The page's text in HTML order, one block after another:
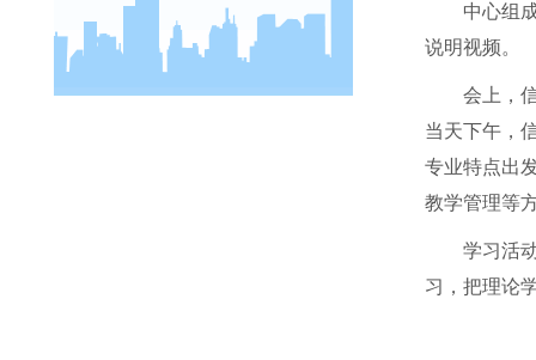
中心组
说明视频。
会上，
当天下午，
专业特点出
教学管理等
学习活
习，把理论